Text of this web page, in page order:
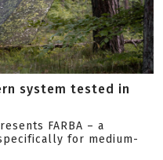
system tested in
FARBA – a
for medium-